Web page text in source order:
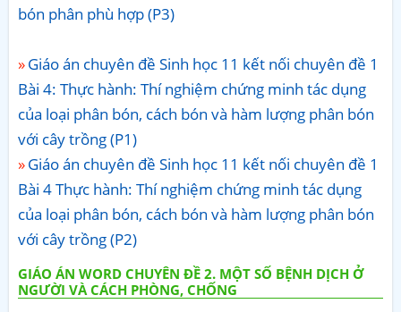
bón phân phù hợp (P3)
Giáo án chuyên đề Sinh học 11 kết nối chuyên đề 1
Bài 4: Thực hành: Thí nghiệm chứng minh tác dụng
của loại phân bón, cách bón và hàm lượng phân bón
với cây trồng (P1)
Giáo án chuyên đề Sinh học 11 kết nối chuyên đề 1
Bài 4 Thực hành: Thí nghiệm chứng minh tác dụng
của loại phân bón, cách bón và hàm lượng phân bón
với cây trồng (P2)
GIÁO ÁN WORD CHUYÊN ĐỀ 2. MỘT SỐ BỆNH DỊCH Ở
NGƯỜI VÀ CÁCH PHÒNG, CHỐNG